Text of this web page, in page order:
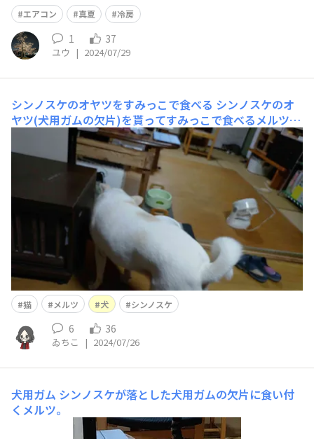
エアコン
真夏 冷房
1 37
ユウ | 2024/07/29
シンノスケのオヤツをすみっこで食べる シンノスケのオ
ヤツ(犬用ガムの欠片)を貰ってすみっこで食べるメルツ。
ちょっと大きい食べ物はいつもすみっこで食べる癖がある
ので大きかったのかな😇ちなみにユーリは要らないとい
ったのでメルツに2欠片あげました。
猫 メルツ 犬 シンノスケ
6 36
ゐちこ | 2024/07/26
犬用ガム シンノスケが落とした犬用ガムの欠片に食い付
くメルツ。